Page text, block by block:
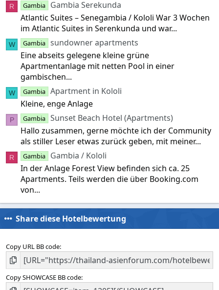
R Gambia
Gambia Serekunda
Atlantic Suites – Senegambia / Kololi War 3 Wochen
im Atlantic Suites in Serenkunda und war...
W Gambia sundowner apartments
Eine abseits gelegene kleine grüne
Apartmentanlage mit netten Pool in einer
gambischen...
W Gambia Apartment in Kololi
Kleine, enge Anlage
P Gambia Sunset Beach Hotel (Apartments)
Hallo zusammen, gerne möchte ich der Community
als stiller Leser etwas zurück geben, mit meiner...
R Gambia
Gambia / Kololi
In der Anlage Forest View befinden sich ca. 25
Apartments. Teils werden die über Booking.com
von...
Share diese Hotelbewertung
Copy URL BB code
Copy SHOWCASE BB code